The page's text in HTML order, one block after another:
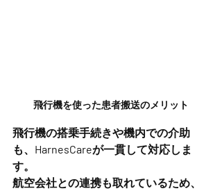
飛行機を使った患者搬送のメリット
飛行機の搭乗手続きや機内での介助
も、HarnesCareが一貫して対応しま
す。
航空会社との連携も取れているため、